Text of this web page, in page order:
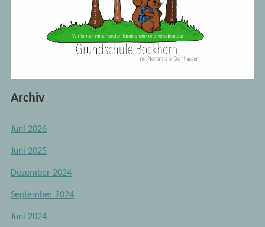
Archiv
Juni 2026
Juni 2025
Dezember 2024
September 2024
Juni 2024